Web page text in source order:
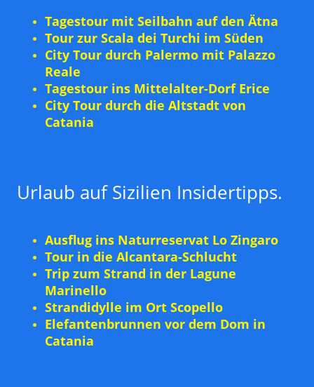
Tagestour mit Seilbahn auf den Ätna
Tour zur Scala dei Turchi im Süden
City Tour durch Palermo mit Palazzo
Reale
Tagestour ins Mittelalter-Dorf Erice
City Tour durch die Altstadt von
Catania
Urlaub auf Sizilien Insidertipps.
Ausflug ins Naturreservat Lo Zingaro
Tour in die Alcantara-Schlucht
Trip zum Strand in der Lagune
Marinello
Strandidylle im Ort Scopello
Elefantenbrunnen vor dem Dom in
Catania